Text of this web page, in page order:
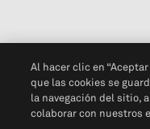
Al hacer clic en
que las cookies se
la navegación del sitio,
colaborar con nuestros